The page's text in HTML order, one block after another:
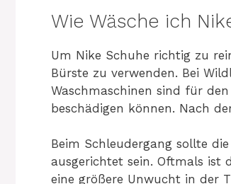
Wie Wäsche ich
Um Nike Schuhe richtig zu
Bürste zu verwenden. Bei
Waschmaschinen sind für
beschädigen können. Nach
Beim Schleudergang sollte
ausgerichtet sein. Oftmals ist
eine größere Unwucht in der